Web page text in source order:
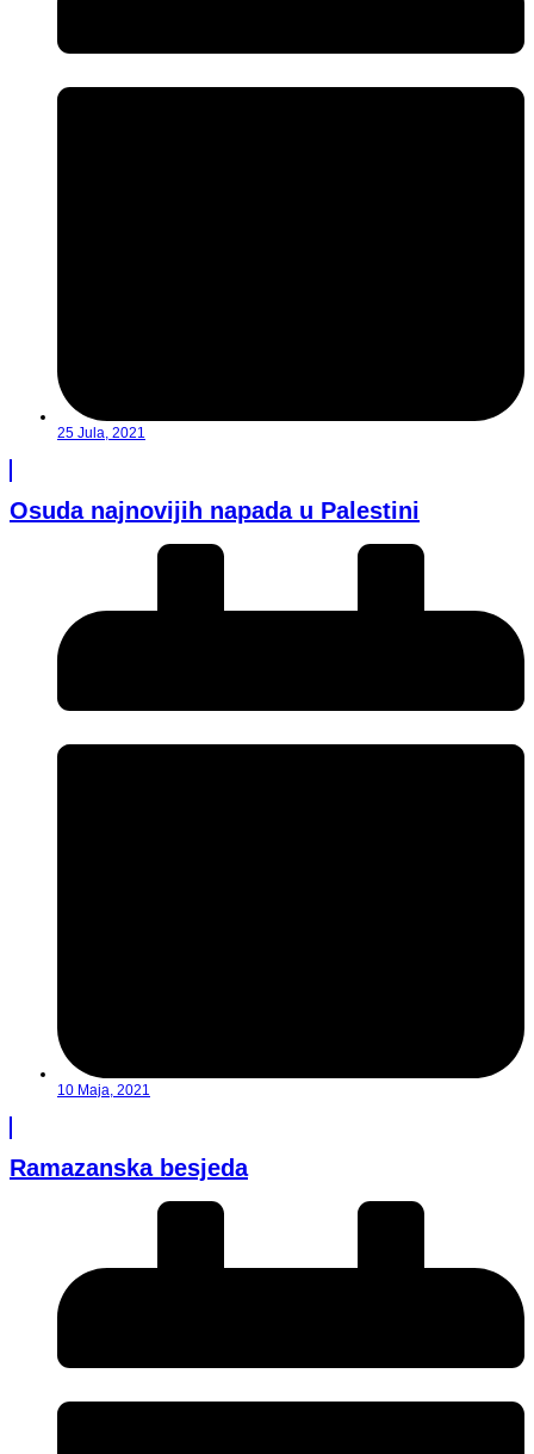
25 Jula, 2021
Osuda najnovijih napada u Palestini
10 Maja, 2021
Ramazanska besjeda